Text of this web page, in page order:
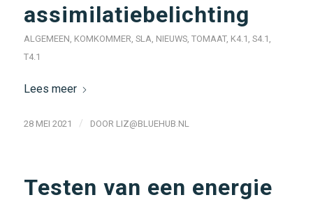
assimilatiebelichting
ALGEMEEN, KOMKOMMER, SLA, NIEUWS, TOMAAT, K4.1 , S4.1 ,
T4.1
Lees meer
28 MEI 2021 / DOOR LIZ@BLUEHUB.NL
Testen van een energie